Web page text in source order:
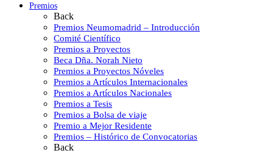
Premios
Back
Premios Neumomadrid – Introducción
Comité Científico
Premios a Proyectos
Beca Dña. Norah Nieto
Premios a Proyectos Nóveles
Premios a Artículos Internacionales
Premios a Artículos Nacionales
Premios a Tesis
Premios a Bolsa de viaje
Premio a Mejor Residente
Premios – Histórico de Convocatorias
Back